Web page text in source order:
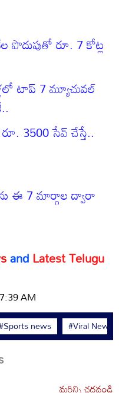
పొదుపుతో రూ. 7 కోట్ల
టాప్ 7 మ్యూచువల్
3500 సేవ్ చేస్తే..
ఈ 7 మార్గాల ద్వారా
and Latest Telugu
AM
news #Viral News
మరిన్ని చదవండి